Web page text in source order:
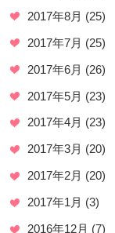
2017年8月 (25)
2017年7月 (25)
2017年6月 (26)
2017年5月 (23)
2017年4月 (23)
2017年3月 (20)
2017年2月 (20)
2017年1月 (3)
2016年12月 (7)